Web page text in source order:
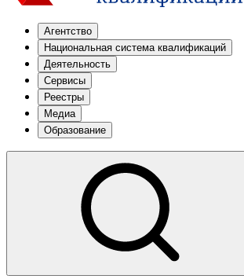
Агентство
Национальная система квалификаций
Деятельность
Сервисы
Реестры
Медиа
Образование